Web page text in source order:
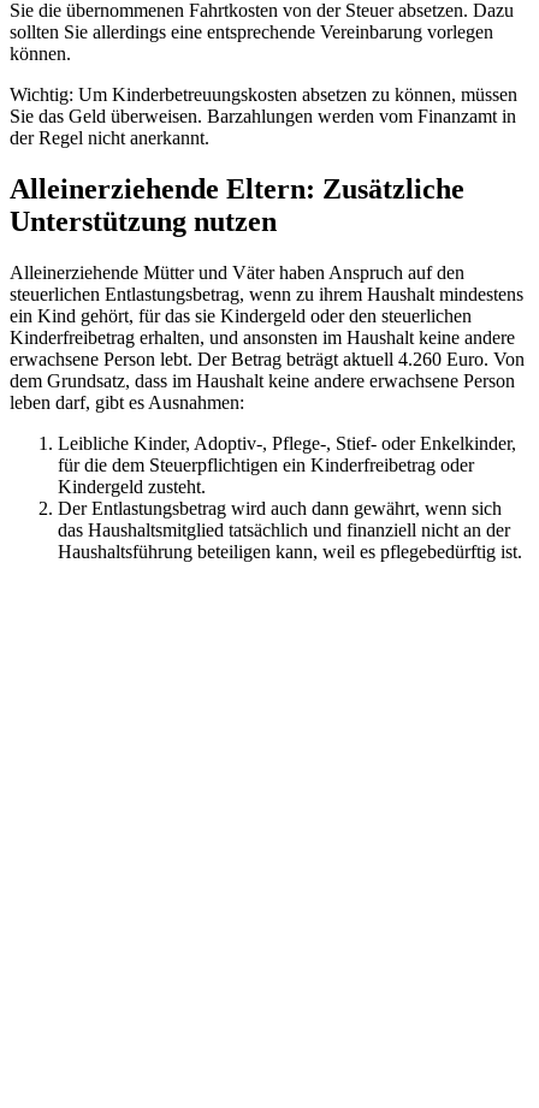
Sie die übernommenen Fahrtkosten von der Steuer absetzen. Dazu
sollten Sie allerdings eine entsprechende Vereinbarung vorlegen
können.
Wichtig: Um Kinderbetreuungskosten absetzen zu können, müssen
Sie das Geld überweisen. Barzahlungen werden vom Finanzamt in
der Regel nicht anerkannt.
Alleinerziehende Eltern: Zusätzliche
Unterstützung nutzen
Alleinerziehende Mütter und Väter haben Anspruch auf den
steuerlichen Entlastungsbetrag, wenn zu ihrem Haushalt mindestens
ein Kind gehört, für das sie Kindergeld oder den steuerlichen
Kinderfreibetrag erhalten, und ansonsten im Haushalt keine andere
erwachsene Person lebt. Der Betrag beträgt aktuell 4.260 Euro. Von
dem Grundsatz, dass im Haushalt keine andere erwachsene Person
leben darf, gibt es Ausnahmen:
Leibliche Kinder, Adoptiv-, Pflege-, Stief- oder Enkelkinder,
für die dem Steuerpflichtigen ein Kinderfreibetrag oder
Kindergeld zusteht.
Der Entlastungsbetrag wird auch dann gewährt, wenn sich
das Haushaltsmitglied tatsächlich und finanziell nicht an der
Haushaltsführung beteiligen kann, weil es pflegebedürftig ist.